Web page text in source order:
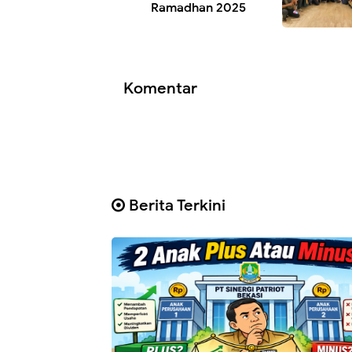
Ramadhan 2025
Komentar
Berita Terkini